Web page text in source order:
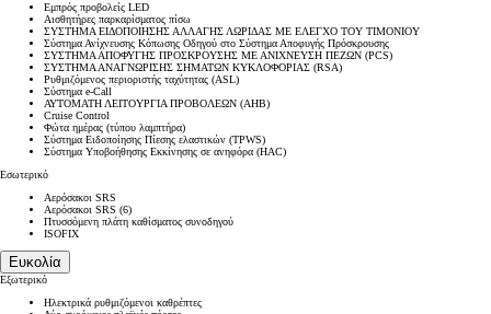
Εμπρός προβολείς LED
Αισθητήρες παρκαρίσματος πίσω
ΣΥΣΤΗΜΑ ΕΙΔΟΠΟΙΗΣΗΣ ΑΛΛΑΓΗΣ ΛΩΡΙΔΑΣ ΜΕ ΕΛΕΓΧΟ ΤΟΥ ΤΙΜΟΝΙΟΥ
Σύστημα Ανίχνευσης Κόπωσης Οδηγού στο Σύστημα Αποφυγής Πρόσκρουσης
ΣΥΣΤΗΜΑ ΑΠΟΦΥΓΗΣ ΠΡΟΣΚΡΟΥΣΗΣ ΜΕ ΑΝΙΧΝΕΥΣΗ ΠΕΖΩΝ (PCS)
ΣΥΣΤΗΜΑ ΑΝΑΓΝΩΡΙΣΗΣ ΣΗΜΑΤΩΝ ΚΥΚΛΟΦΟΡΙΑΣ (RSA)
Ρυθμιζόμενος περιοριστής ταχύτητας (ASL)
Σύστημα e-Call
ΑΥΤΟΜΑΤΗ ΛΕΙΤΟΥΡΓΙΑ ΠΡΟΒΟΛΕΩΝ (ΑΗΒ)
Cruise Control
Φώτα ημέρας (τύπου λαμπτήρα)
Σύστημα Ειδοποίησης Πίεσης ελαστικών (TPWS)
Σύστημα Υποβοήθησης Εκκίνησης σε ανηφόρα (HAC)
Εσωτερικό
Αερόσακοι SRS
Αερόσακοι SRS (6)
Πτυσσόμενη πλάτη καθίσματος συνοδηγού
ISOFIX
Ευκολία
Εξωτερικό
Ηλεκτρικά ρυθμιζόμενοι καθρέπτες